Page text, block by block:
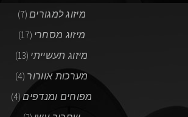
מיזוג למגורים (7)
מיזוג מסחרי (17)
מיזוג תעשייתי (13)
מערכות אוורור (4)
מפוחים ומנדפים(4)